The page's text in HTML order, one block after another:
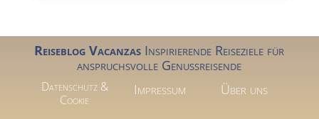
Reiseblog Vacanzas Inspirierende Reiseziele für
anspruchsvolle Genussreisende
Datenschutz &
Cookie
Impressum Über uns